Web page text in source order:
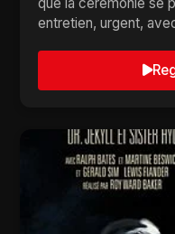
entretien, urgent,